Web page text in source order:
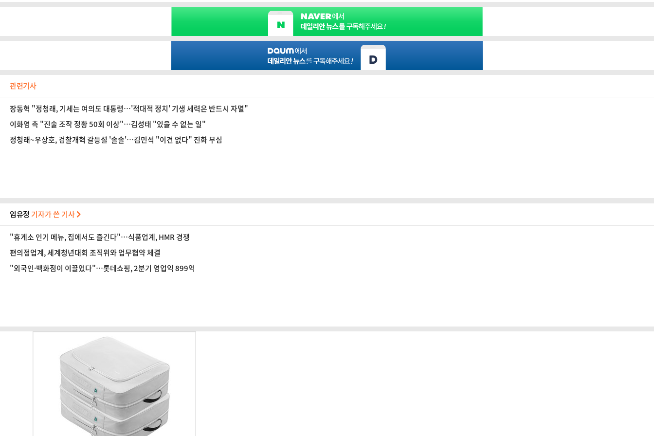
관련기사
장동혁 "정청래, 기세는 여의도 대통령…'적대적 정치' 기생 세력은 반드시 자멸"
이화영 측 "진술 조작 정황 50회 이상"…김성태 "있을 수 없는 일"
정청래~우상호, 검찰개혁 갈등설 '솔솔'…김민석 "이견 없다" 진화 부심
임유정 기자가 쓴 기사
"휴게소 인기 메뉴, 집에서도 즐긴다"…식품업계, HMR 경쟁
편의점업계, 세계청년대회 조직위와 업무협약 체결
"외국인·백화점이 이끌었다"…롯데쇼핑, 2분기 영업익 899억